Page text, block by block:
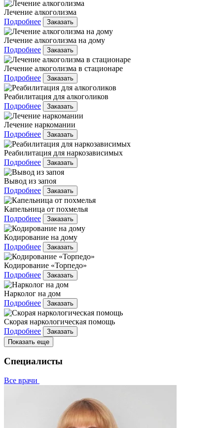
Лечение алкоголизма
Подробнее
Заказать
Лечение алкоголизма на дому
Подробнее
Заказать
Лечение алкоголизма в стационаре
Подробнее
Заказать
Реабилитация для алкоголиков
Подробнее
Заказать
Лечение наркомании
Подробнее
Заказать
Реабилитация для наркозависимых
Подробнее
Заказать
Вывод из запоя
Подробнее
Заказать
Капельница от похмелья
Подробнее
Заказать
Кодирование на дому
Подробнее
Заказать
Кодирование «Торпедо»
Подробнее
Заказать
Нарколог на дом
Подробнее
Заказать
Скорая наркологическая помощь
Подробнее
Заказать
Показать еще
Специалисты
Все врачи